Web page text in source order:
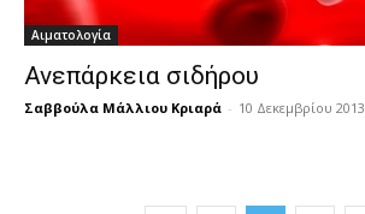
Αιματολογία
Ανεπάρκεια σιδήρου
Σαββούλα Μάλλιου Κριαρά - 10 Δεκεμβρίου 2013